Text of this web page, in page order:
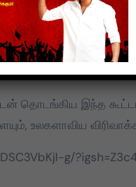
அதற்கு சான்று,” என
ஒரே தளத்தில்
நம்பிக்கை
தொடங்கிய இந்த
உலகளாவிய
g/